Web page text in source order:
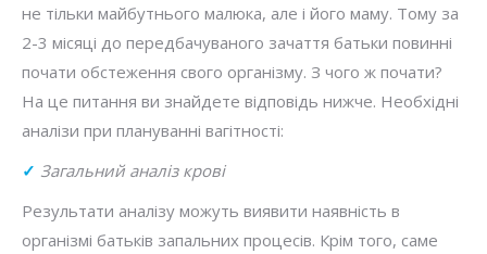
не тільки майбутнього малюка, але і його маму. Тому за
2-3 місяці до передбачуваного зачаття батьки повинні
почати обстеження свого організму. З чого ж почати?
На це питання ви знайдете відповідь нижче. Необхідні
аналізи при плануванні вагітності:
✓ Загальний аналіз крові
Результати аналізу можуть виявити наявність в
організмі батьків запальних процесів. Крім того, саме